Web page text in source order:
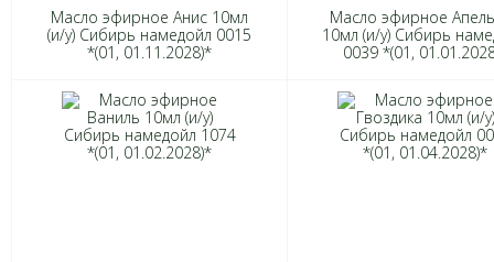
Масло эфирное Анис 10мл
(и/у) Сибирь намедойл 0015
*(01, 01.11.2028)*
Масло эфирное
10мл (и/у) Сибирь
0039 *(01,